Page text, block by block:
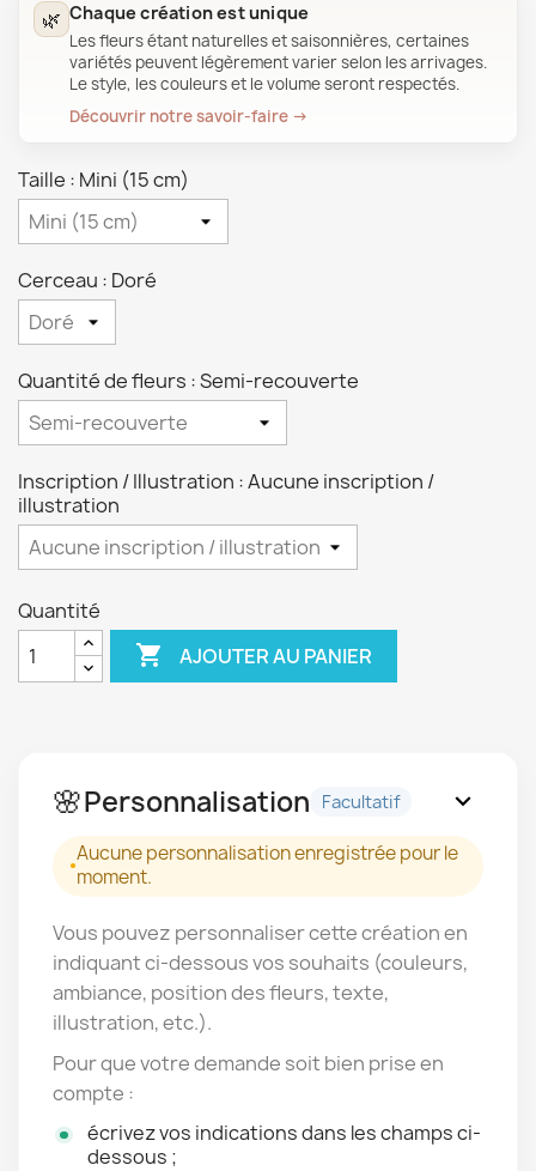
🌿 Chaque création est unique
Les fleurs étant naturelles et saisonnières, certaines
variétés peuvent légèrement varier selon les arrivages.
Le style, les couleurs et le volume seront respectés.
Découvrir notre savoir-faire →
Taille : Mini (15 cm)
Cerceau : Doré
Quantité de fleurs : Semi-recouverte
Inscription / Illustration : Aucune inscription /
illustration
Quantité
 AJOUTER AU PANIER
🌸Personnalisation Facultatif expand_more
Aucune personnalisation enregistrée pour le
moment.
Vous pouvez personnaliser cette création en
indiquant ci-dessous vos souhaits (couleurs,
ambiance, position des fleurs, texte,
illustration, etc.).
Pour que votre demande soit bien prise en
compte :
écrivez vos indications dans les champs ci-
dessous ;